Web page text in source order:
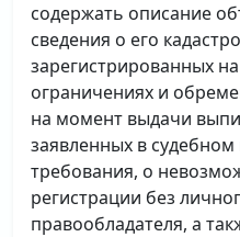
содержать описание
сведения о его
зарегистрированных
ограничениях и
на момент выдачи
заявленных в
требования, о
регистрации без
правообладателя, а